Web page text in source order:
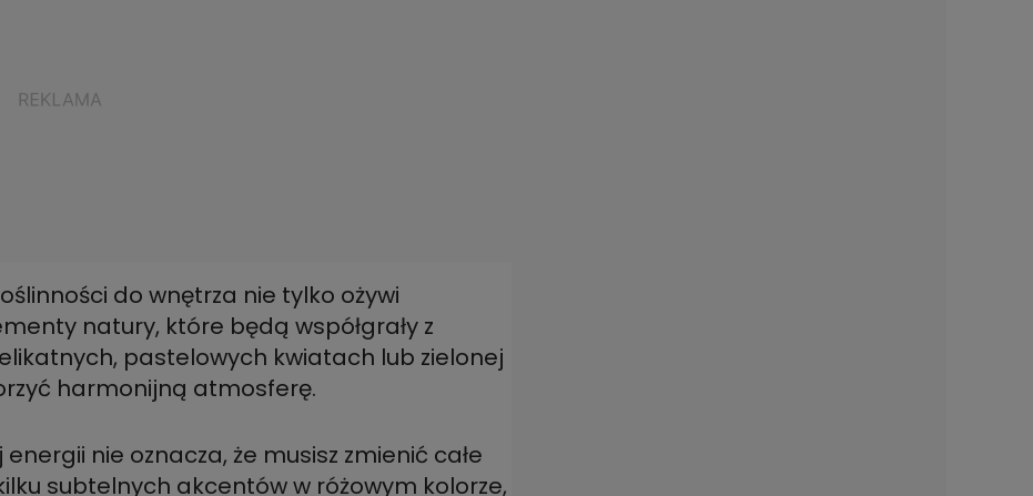
do wnętrza nie tylko ożywi
natury, które będą współgrały z
pastelowych kwiatach lub zielonej
harmonijną atmosferę.
nie oznacza, że musisz zmienić całe
subtelnych akcentów w różowym kolorze,